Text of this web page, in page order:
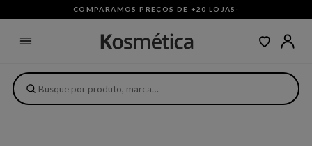
COMPARAMOS PREÇOS DE +20 LOJAS ·